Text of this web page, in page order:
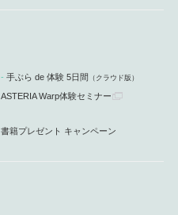
手ぶら de 体験 5日間 （クラウド版）
ASTERIA Warp体験セミナー
書籍プレゼント キャンペーン